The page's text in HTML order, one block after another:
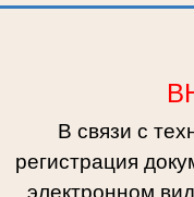
В связи с
регистрация
электронном